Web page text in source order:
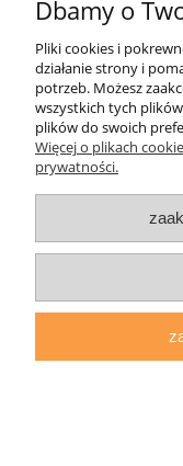
daryziol.pl| ul.
| tel.: 513093168 |
Dbamy o
Pliki cookies i
działanie strony i
potrzeb. Możesz
wszystkich tych
plików do swoich
Więcej o plikach
prywatności.